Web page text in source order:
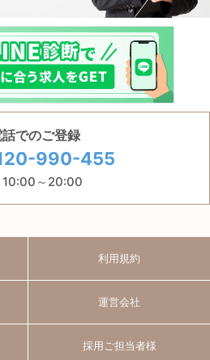
でのご登録
990-455
10:00～20:00
利用規約
運営会社
採用ご担当者様